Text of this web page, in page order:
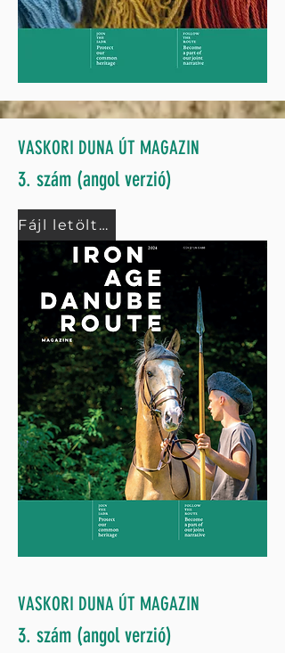
VASKORI DUNA ÚT MAGAZIN
3. szám (angol verzió)
Fájl letöltése
VASKORI DUNA ÚT MAGAZIN
3. szám (angol verzió)